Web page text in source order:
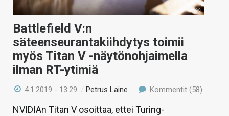
Battlefield V:n
säteenseurantakiihdytys toimii
myös Titan V -näytönohjaimella
ilman RT-ytimiä
4.1.2019 - 13:29 /Petrus Laine Kommentit (58)
NVIDIAn Titan V osoittaa, ettei Turing-